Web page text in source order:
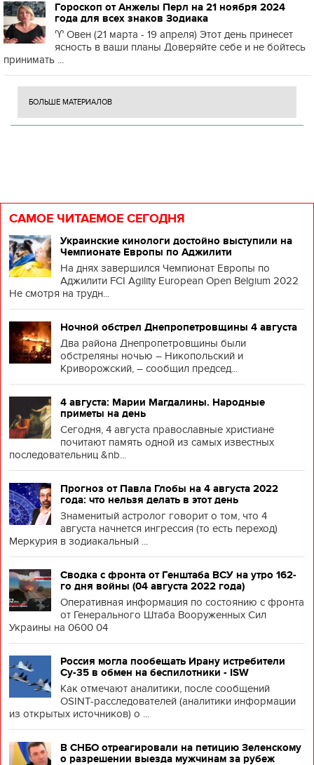
Гороскоп от Анжелы Перл на 21 ноября 2024
года для всех знаков Зодиака
♈️ Овен (21 марта - 19 апреля) Этот день принесет
ясность в ваши планы Доверяйте себе и не бойтесь
принимать ...
БОЛЬШЕ МАТЕРИАЛОВ
САМОЕ ЧИТАЕМОЕ СЕГОДНЯ
Украинские кинологи достойно выступили на
Чемпионате Европы по Аджилити
На днях завершился Чемпионат Европы по
Аджилити FCI Agility European Open Belgium 2022
Не смотря на трудн...
Ночной обстрел Днепропетровщины 4 августа
Два района Днепропетровщины были
обстреляны ночью – Никопольский и
Криворожский, – сообщил председ...
4 августа: Марии Магдалины. Народные
приметы на день
Сегодня, 4 августа православные христиане
почитают память одной из самых известных
последовательниц &nb...
Прогноз от Павла Глобы на 4 августа 2022
года: что нельзя делать в этот день
Знаменитый астролог говорит о том, что 4
августа начнется ингрессия (то есть переход)
Меркурия в зодиакальный ...
Сводка с фронта от Генштаба ВСУ на утро 162-
го дня войны (04 августа 2022 года)
Оперативная информация по состоянию с фронта
от Генерального Штаба Вооруженных Сил
Украины на 0600 04
Россия могла пообещать Ирану истребители
Су-35 в обмен на беспилотники - ISW
Как отмечают аналитики, после сообщений
OSINT-расследователей (аналитики информации
из открытых источников) о ...
В СНБО отреагировали на петицию Зеленскому
о разрешении выезда мужчинам за рубеж